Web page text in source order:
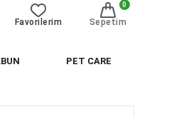
Favorilerim Sepetim
0
PET CARE